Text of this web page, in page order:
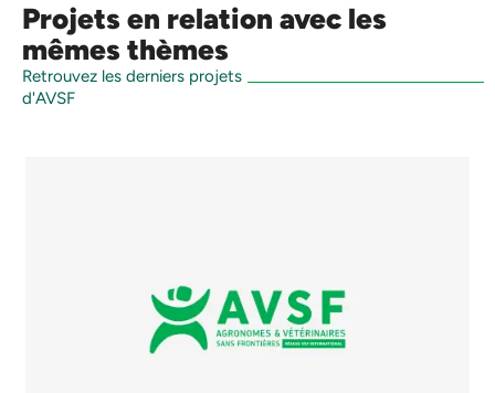
Projets en relation avec les
mêmes thèmes
Retrouvez les derniers projets
d'AVSF